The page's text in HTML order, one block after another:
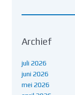
Archief
juli 2026
juni 2026
mei 2026